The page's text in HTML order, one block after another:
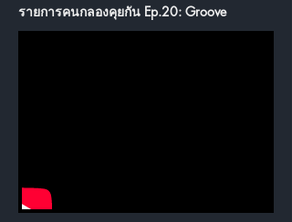
รายการคนกลองคุยกัน Ep.20: Groove